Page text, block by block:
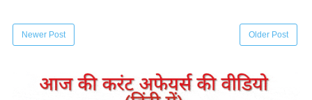
Newer Post Older Post